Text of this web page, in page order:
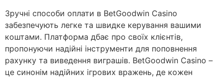
Зручні способи оплати в BetGoodwin Casino
забезпечують легке та швидке керування вашими
коштами. Платформа дбає про своїх клієнтів,
пропонуючи надійні інструменти для поповнення
рахунку та виведення виграшів. BetGoodwin Casino –
це синонім надійних ігрових вражень, де кожен